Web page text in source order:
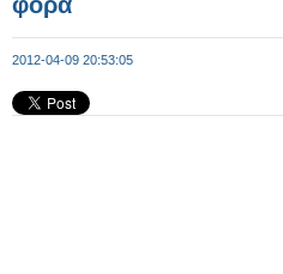
2012-04-09 20:53:05